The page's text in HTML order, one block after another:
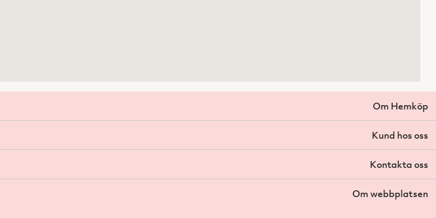
Om Hemköp
Kund hos oss
Kontakta oss
Om webbplatsen